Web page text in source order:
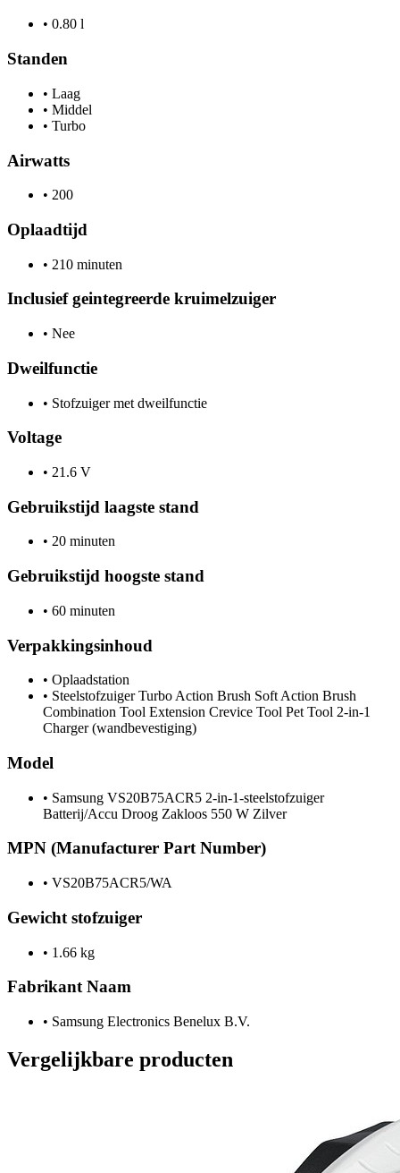
• 0.80 l
Standen
• Laag
• Middel
• Turbo
Airwatts
• 200
Oplaadtijd
• 210 minuten
Inclusief geintegreerde kruimelzuiger
• Nee
Dweilfunctie
• Stofzuiger met dweilfunctie
Voltage
• 21.6 V
Gebruikstijd laagste stand
• 20 minuten
Gebruikstijd hoogste stand
• 60 minuten
Verpakkingsinhoud
• Oplaadstation
• Steelstofzuiger Turbo Action Brush Soft Action Brush
Combination Tool Extension Crevice Tool Pet Tool 2-in-1
Charger (wandbevestiging)
Model
• Samsung VS20B75ACR5 2-in-1-steelstofzuiger
Batterij/Accu Droog Zakloos 550 W Zilver
MPN (Manufacturer Part Number)
• VS20B75ACR5/WA
Gewicht stofzuiger
• 1.66 kg
Fabrikant Naam
• Samsung Electronics Benelux B.V.
Vergelijkbare producten